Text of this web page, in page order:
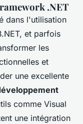
.NET
dans l'utilisation
et parfois
les
et
une excellente
comme Visual
une intégration